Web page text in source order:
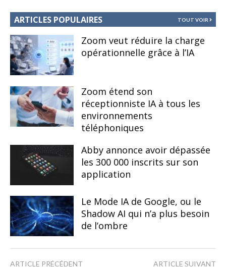
ARTICLES POPULAIRES TOUT VOIR
Zoom veut réduire la charge
opérationnelle grâce à l’IA
Zoom étend son
réceptionniste IA à tous les
environnements
téléphoniques
Abby annonce avoir dépassée
les 300 000 inscrits sur son
application
Le Mode IA de Google, ou le
Shadow AI qui n’a plus besoin
de l’ombre
ARTICLE PRÉCÉDENT ARTICLE SUIVANT